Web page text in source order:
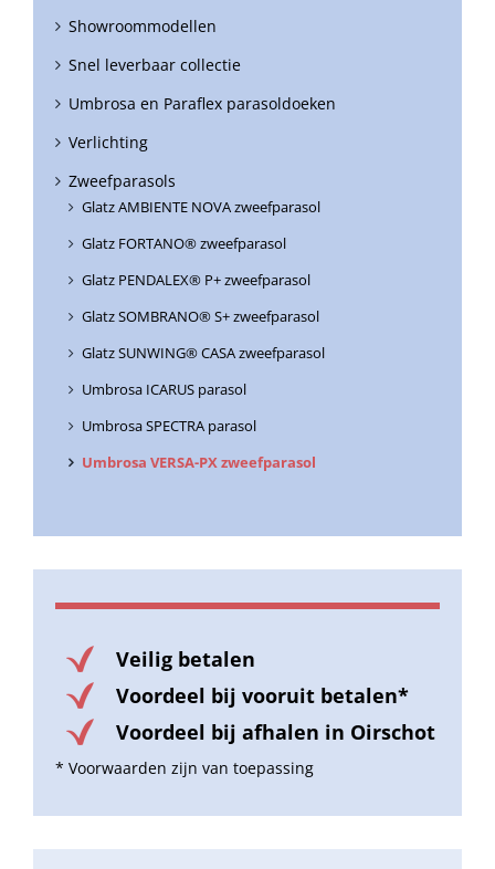
Showroommodellen
Snel leverbaar collectie
Umbrosa en Paraflex parasoldoeken
Verlichting
Zweefparasols
Glatz AMBIENTE NOVA zweefparasol
Glatz FORTANO® zweefparasol
Glatz PENDALEX® P+ zweefparasol
Glatz SOMBRANO® S+ zweefparasol
Glatz SUNWING® CASA zweefparasol
Umbrosa ICARUS parasol
Umbrosa SPECTRA parasol
Umbrosa VERSA-PX zweefparasol
Veilig betalen
Voordeel bij vooruit betalen*
Voordeel bij afhalen in Oirschot
* Voorwaarden zijn van toepassing